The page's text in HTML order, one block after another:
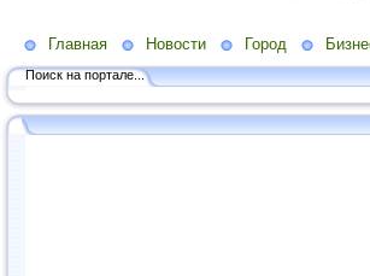
Главная Новости Город
Поиск на портале...